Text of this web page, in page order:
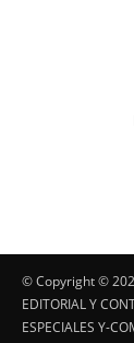
© Copyright ©️
EDITORIAL Y
ESPECIALES Y-